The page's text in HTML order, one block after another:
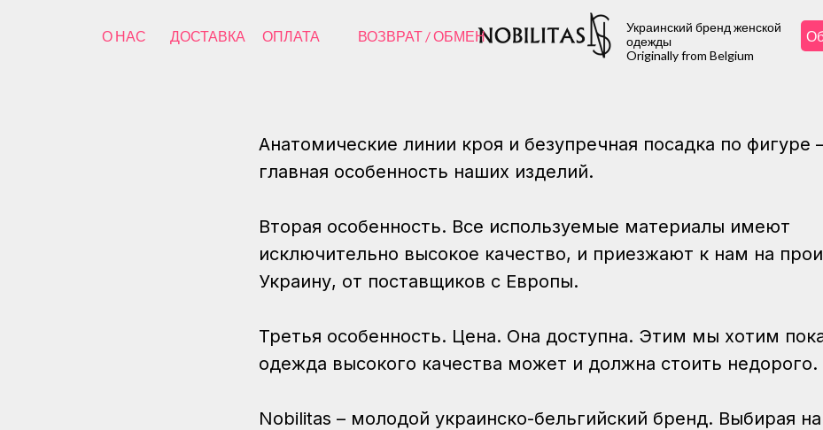
Украинский бренд женской
одежды
Originally from Belgium
О НАС ДОСТАВКА ОПЛАТА ВОЗВРАТ / ОБМЕН
Анатомические линии кроя и безупречная посадка по фигуре
главная особенность наших изделий.
Вторая особенность. Все используемые материалы имеют
исключительно высокое качество, и приезжают к нам на
Украину, от поставщиков с Европы.
Третья особенность. Цена. Она доступна. Этим мы хотим
одежда высокого качества может и должна стоить недорого.
Nobilitas – молодой украинско-бельгийский бренд. Выбирая